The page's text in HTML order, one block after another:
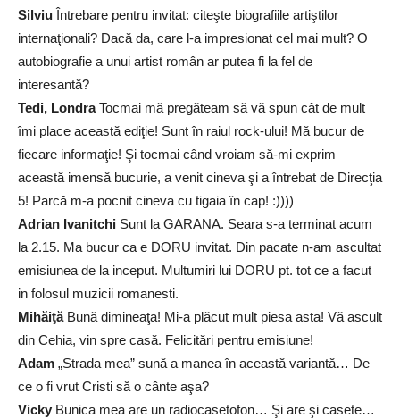
Silviu Întrebare pentru invitat: citeşte biografiile artiştilor
internaţionali? Dacă da, care l-a impresionat cel mai mult? O
autobiografie a unui artist român ar putea fi la fel de
interesantă?
Tedi, LondraTocmai mă pregăteam să vă spun cât de mult
îmi place această ediţie! Sunt în raiul rock-ului! Mă bucur de
fiecare informaţie! Şi tocmai când vroiam să-mi exprim
această imensă bucurie, a venit cineva şi a întrebat de Direcţia
5! Parcă m-a pocnit cineva cu tigaia în cap! :))))
Adrian Ivanitchi Sunt la GARANA. Seara s-a terminat acum
la 2.15. Ma bucur ca e DORU invitat. Din pacate n-am ascultat
emisiunea de la inceput. Multumiri lui DORU pt. tot ce a facut
in folosul muzicii romanesti.
Mihăiţă Bună dimineaţa! Mi-a plăcut mult piesa asta! Vă ascult
din Cehia, vin spre casă. Felicitări pentru emisiune!
Adam „Strada mea” sună a manea în această variantă… De
ce o fi vrut Cristi să o cânte aşa?
Vicky Bunica mea are un radiocasetofon… Şi are şi casete…